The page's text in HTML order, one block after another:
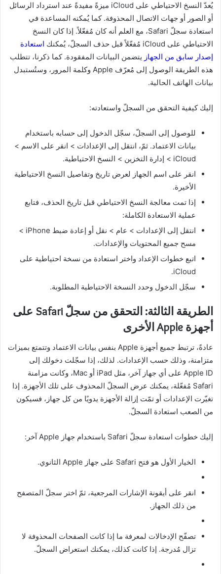
يُعدّ النسخ الاحتياطي على iCloud ميزةً مفيدةً عند استرداد الرسائل
أو الصور أو جهات الاتصال المحذوفة. كما يُمكنه المساعدة في
استعادة سجلّ Safari، مع العلم أنه كان مُفعّلاً. إذا كان النسخ
الاحتياطي على iCloud مُفعّلاً قبل حذف السجلّ، يُمكنك
استعادة
إصدار سابق من الجهاز يتضمن البيانات المفقودة. كما ذكرنا، تتطلب
هذه الطريقة الوصول إلى مُعرّف Apple وكلمة المرور، وستُستبدل
بيانات الهاتف الحالية.
إليك كيفية التحقق من السجلّ واستعادته:
للوصول إلى السجلّ، سجّل الدخول إلى حسابه باستخدام
بيانات الاعتماد. ثمّ، انتقل إلى الإعدادات > انقر على الاسم >
iCloud > إدارة التخزين > النسخ الاحتياطية.
انقر على اسم الجهاز لعرض تاريخ وتفاصيل النسخ الاحتياطية
الأخيرة.
إذا تمت معالجة النسخ الاحتياطي قبل تاريخ الحذف، فتابع
عملية الاستعادة الكاملة:
انتقل إلى الإعدادات > عام > نقل أو إعادة ضبط iPhone >
مسح جميع المحتويات والإعدادات.
اتبع خطوات الإعداد واختر استعادة من نسخة احتياطية على
iCloud.
سجّل الدخول وحدد النسخة الاحتياطية المطلوبة.
الطريقة الثالثة: التحقق من سجلّ Safari على
أجهزة Apple الأخرى
عادةً، ترتبط جميع أجهزة Apple بنفس بيانات الاعتماد وتتمتع بميزات
متزامنة، وذلك حسب الإعدادات. لذلك، إذا سجّلت دخولك إلى
Apple ID على أي جهاز آخر، مثل iPad أو Mac، وكانت مزامنة
Safari مُفعّلة، يمكنك عرض السجلّ المحذوف على تلك الأجهزة. إذا
تغيّرت الإعدادات أو تمّت إزالة الأجهزة يدويًا من كل جهاز، فسيكون
من الصعب استعادة السجلّ.
إليك خطوات استعادة سجلّ Safari باستخدام جهاز Apple آخر:
الخيار الأول هو فتح Safari على جهاز Apple الثانوي.
انقر على أيقونة الإشارات المرجعية، ثمّ اختر سجلّ المتصفح
من ذلك الجهاز.
تصفّح الإدخالات لمعرفة ما إذا كانت الصفحات المحذوفة لا
تزال مُدرجة. إذا كانت كذلك، يمكنك استعراض السجلّ.